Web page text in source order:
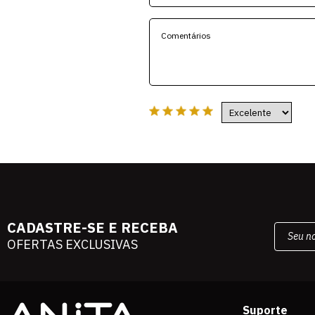
CADASTRE-SE E RECEBA
OFERTAS EXCLUSIVAS
Suporte